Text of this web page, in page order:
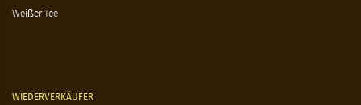
Weißer Tee
WIEDERVERKÄUFER